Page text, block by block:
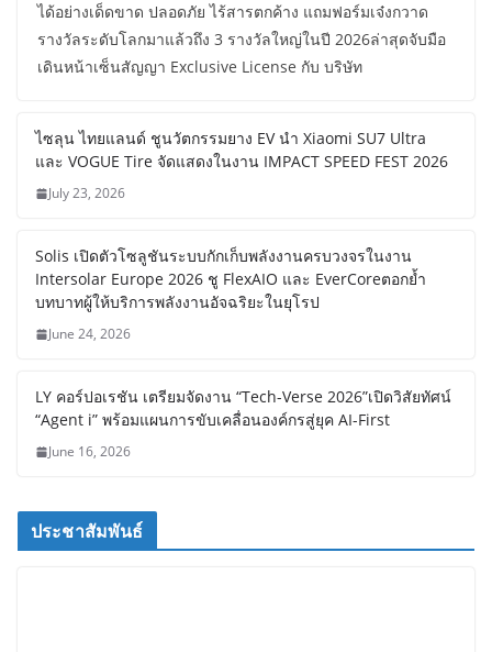
ได้อย่างเด็ดขาด ปลอดภัย ไร้สารตกค้าง แถมฟอร์มเจ๋งกวาด
รางวัลระดับโลกมาแล้วถึง 3 รางวัลใหญ่ในปี 2026ล่าสุดจับมือ
เดินหน้าเซ็นสัญญา Exclusive License กับ บริษัท
ไซลุน ไทยแลนด์ ชูนวัตกรรมยาง EV นำ Xiaomi SU7 Ultra
และ VOGUE Tire จัดแสดงในงาน IMPACT SPEED FEST 2026
July 23, 2026
Solis เปิดตัวโซลูชันระบบกักเก็บพลังงานครบวงจรในงาน
Intersolar Europe 2026 ชู FlexAIO และ EverCoreตอกย้ำ
บทบาทผู้ให้บริการพลังงานอัจฉริยะในยุโรป
June 24, 2026
LY คอร์ปอเรชัน เตรียมจัดงาน “Tech-Verse 2026”เปิดวิสัยทัศน์
“Agent i” พร้อมแผนการขับเคลื่อนองค์กรสู่ยุค AI-First
June 16, 2026
ประชาสัมพันธ์